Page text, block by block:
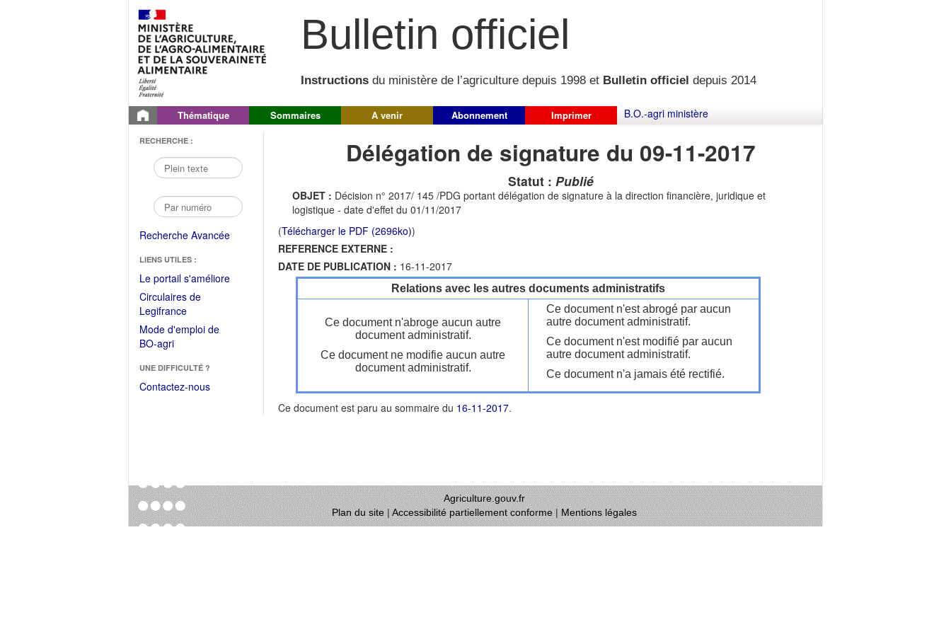
Bulletin officiel
Instructions du ministère de l’agriculture depuis 1998 et Bulletin officiel depuis 2014
Thématique Sommaires A venir Abonnement Imprimer B.O.-agri ministère
RECHERCHE :
Recherche Avancée
LIENS UTILES :
Le portail s'améliore(Fichier
Circulaires de
Legifrance(Ouvrir
dans
une
fenêtre)
Mode d'emploi de
BO-agri(Ouvrir
une
nouvelle
UNE DIFFICULTÉ ?
Contactez-nous
Délégation de signature du 09-11-2017
Statut : Publié
OBJET : Décision n° 2017/ 145 /PDG portant délégation de signature à la direction financière, juridique et
logistique - date d'effet du 01/11/2017
(Télécharger le PDF (2696ko))
REFERENCE EXTERNE :
DATE DE PUBLICATION : 16-11-2017
Relations avec les autres documents administratifs
Ce document n'abroge aucun autre
document administratif.
Ce document ne modifie aucun autre
document administratif.
Ce document n'est abrogé par aucun
autre document administratif.
Ce document n'est modifié par aucun
autre document administratif.
Ce document n'a jamais été rectifié.
Ce document est paru au sommaire du 16-11-2017.
Agriculture.gouv.fr
Plan du site|Accessibilité partiellement conforme|Mentions légales